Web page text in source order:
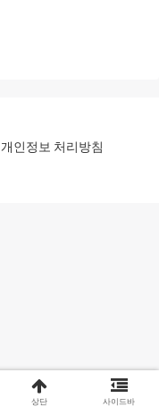
개인정보 처리방침
상단 사이드바